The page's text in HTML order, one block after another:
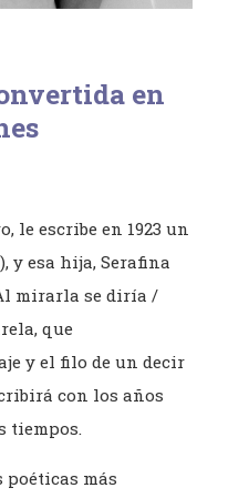
en
le escribe en 1923 un
y esa hija, Serafina
mirarla se diría /
que
y el filo de un decir
con los años
tiempos.
poéticas más